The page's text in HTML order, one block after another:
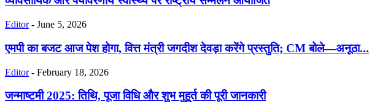
Editor - June 5, 2026
एमपी का बजट आज पेश होगा, वित्त मंत्री जगदीश देवड़ा करेंगे प्रस्तुति; CM बोले—अनूठा...
Editor - February 18, 2026
जन्माष्टमी 2025: तिथि, पूजा विधि और शुभ मुहूर्त की पूरी जानकारी